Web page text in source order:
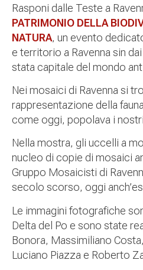
Rasponi dalle Teste a
PATRIMONIO DELLA
NATURA, un evento
e territorio a Ravenna sin
stata capitale del mondo
Nei mosaici di Ravenna si
rappresentazione della
come oggi, popolava i
Nella mostra, gli uccelli a
nucleo di copie di mosaici
Gruppo Mosaicisti di
secolo scorso, oggi
Le immagini fotografiche
Delta del Po e sono state
Bonora, Massimiliano
Luciano Piazza e Roberto